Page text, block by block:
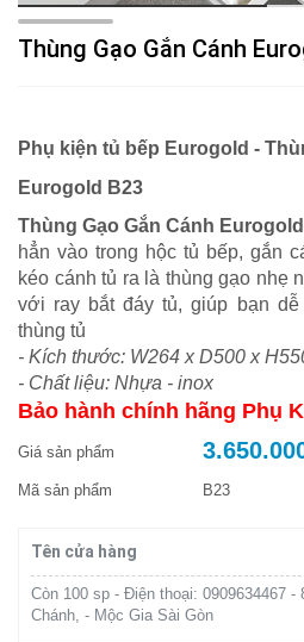
Thùng Gạo Gắn Cánh
Phụ kiện tủ bếp Eurogold -
Eurogold B23
Thùng Gạo Gắn Cánh
hẳn vào trong hộc tủ bếp, gắn
kéo cánh tủ ra là thùng gạo nhẹ
với ray bắt đáy tủ, giúp bạn
thùng tủ
- Kích thước: W264 x D500 x
- Chất liệu: Nhựa - inox
Bảo hành chính hãng Phụ
Giá sản phẩm
Mã sản phẩm B23
Tên cửa hàng
Còn 100 sp - Điện thoại: 0909634467
Chánh, - Mộc Gia Sài Gòn